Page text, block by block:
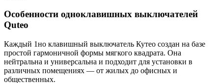
Особенности одноклавишных выключателей
Quteo
Каждый 1но клавишный выключатель Кутео создан на базе
простой гармоничной формы мягкого квадрата. Она
нейтральна и универсальна и подходит для установки в
различных помещениях — от жилых до офисных и
общественных.